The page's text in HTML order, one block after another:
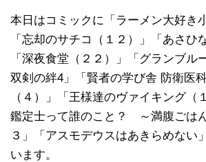
本日はコミックに「ラーメン大好き
「忘却のサチコ（１２）」「あさひ
「深夜食堂（２２）」「グランブ
双剣の絆4」「賢者の学び舎 防衛医
（４）」「王様達のヴァイキング（
鑑定士って誰のこと？ ～満腹ごは
３」「アスモデウスはあきらめない
います。